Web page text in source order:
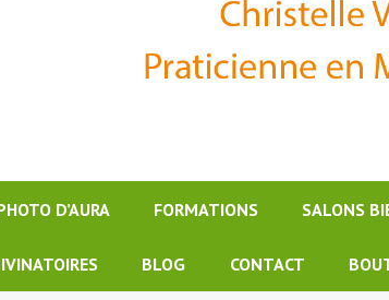
D’AURA FORMATIONS SALONS
BLOG CONTACT